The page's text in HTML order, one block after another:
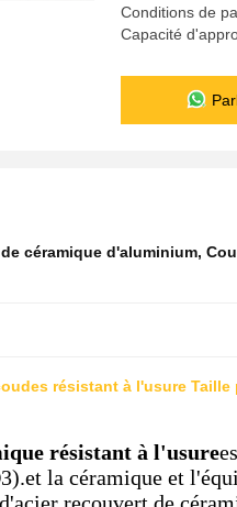
Conditions de
Capacité
céramique d'aluminium,
résistant à l'usure Taille
résistant à l'usure
la céramique et